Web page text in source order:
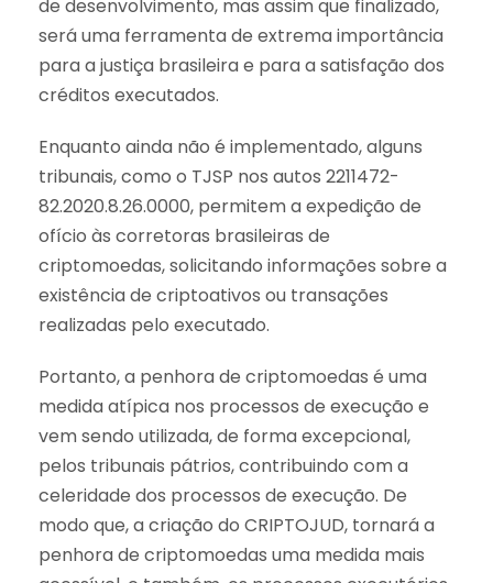
de desenvolvimento, mas assim que finalizado,
será uma ferramenta de extrema importância
para a justiça brasileira e para a satisfação dos
créditos executados.
Enquanto ainda não é implementado, alguns
tribunais, como o TJSP nos autos 2211472-
82.2020.8.26.0000, permitem a expedição de
ofício às corretoras brasileiras de
criptomoedas, solicitando informações sobre a
existência de criptoativos ou transações
realizadas pelo executado.
Portanto, a penhora de criptomoedas é uma
medida atípica nos processos de execução e
vem sendo utilizada, de forma excepcional,
pelos tribunais pátrios, contribuindo com a
celeridade dos processos de execução. De
modo que, a criação do CRIPTOJUD, tornará a
penhora de criptomoedas uma medida mais